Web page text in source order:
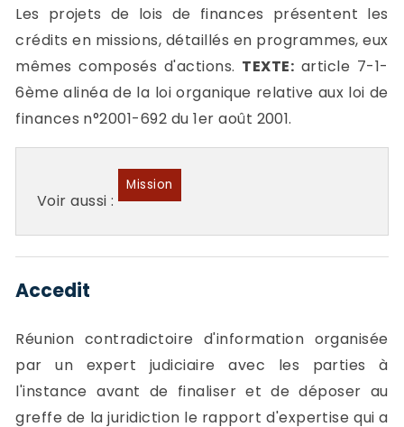
Les projets de lois de finances présentent les
crédits en missions, détaillés en programmes, eux
mêmes composés d'actions. TEXTE: article 7-1-
6ème alinéa de la loi organique relative aux loi de
finances n°2001-692 du 1er août 2001.
Voir aussi :
Mission
Accedit
Réunion contradictoire d'information organisée
par un expert judiciaire avec les parties à
l'instance avant de finaliser et de déposer au
greffe de la juridiction le rapport d'expertise qui a